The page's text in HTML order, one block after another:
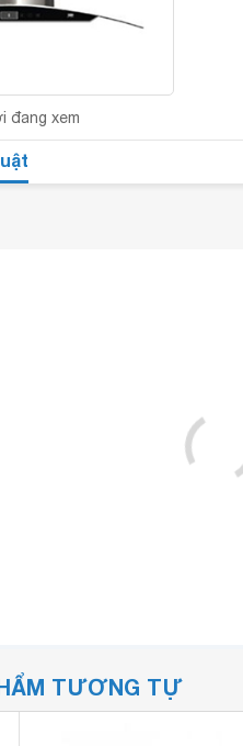
đang xem
TƯƠNG TỰ